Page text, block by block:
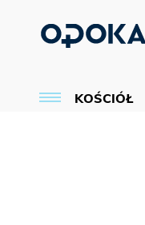
KOŚCIÓŁ